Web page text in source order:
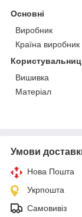
Основні
Виробник
Країна виробник
Вишивка
Матеріал
Умови
Нова Пошта
Укрпошта
Самовивіз